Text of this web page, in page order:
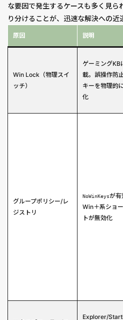
な要因で発生するケースも多く見
り分けることが、迅速な解決への近
原因 説明
Win Lock（物理スイ
ッチ）
ゲーミングKB
載。誤操作防
キーを物理的
化
グループポリシー/レ
ジストリ
NoWinKeysが有
Win＋系ショ
トが無効化
Explorer/